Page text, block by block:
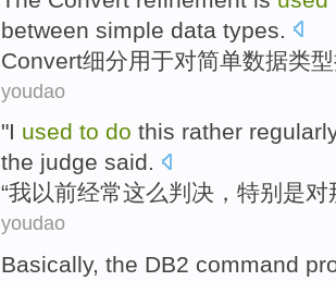
between simple data types
Convert细分用于对简单数据类型
youdao
"I used to do this rather regularly
the judge said.
“我以前经常这么判决， 特别是对
youdao
Basically, the DB2 command